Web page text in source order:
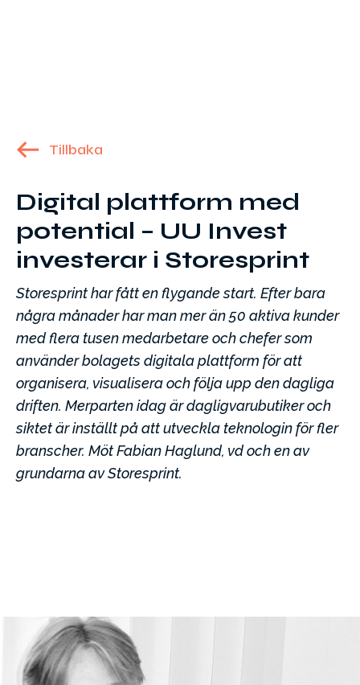
Tillbaka
Digital plattform med
potential – UU Invest
investerar i Storesprint
Storesprint har fått en flygande start. Efter bara
några månader har man mer än 50 aktiva kunder
med flera tusen medarbetare och chefer som
använder bolagets digitala plattform för att
organisera, visualisera och följa upp den dagliga
driften. Merparten idag är dagligvarubutiker och
siktet är inställt på att utveckla teknologin för fler
branscher. Möt Fabian Haglund, vd och en av
grundarna av Storesprint.